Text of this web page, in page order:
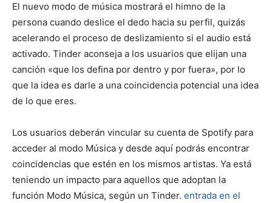
El nuevo modo de música mostrará el himno de la
persona cuando deslice el dedo hacia su perfil, quizás
acelerando el proceso de deslizamiento si el audio está
activado. Tinder aconseja a los usuarios que elijan una
canción «que los defina por dentro y por fuera», por lo
que la idea es darle a una coincidencia potencial una idea
de lo que eres.
Los usuarios deberán vincular su cuenta de Spotify para
acceder al modo Música y desde aquí podrás encontrar
coincidencias que estén en los mismos artistas. Ya está
teniendo un impacto para aquellos que adoptan la
función Modo Música, según un Tinder. entrada en el